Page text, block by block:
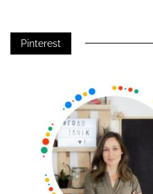
Pinterest